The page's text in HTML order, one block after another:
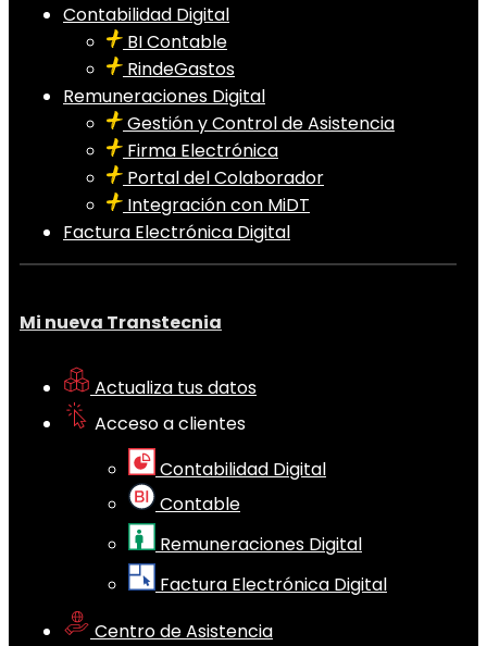
Contabilidad Digital
BI Contable
RindeGastos
Remuneraciones Digital
Gestión y Control de Asistencia
Firma Electrónica
Portal del Colaborador
Integración con MiDT
Factura Electrónica Digital
Mi nueva Transtecnia
Actualiza tus datos
Acceso a clientes
Contabilidad Digital
Contable
Remuneraciones Digital
Factura Electrónica Digital
Centro de Asistencia